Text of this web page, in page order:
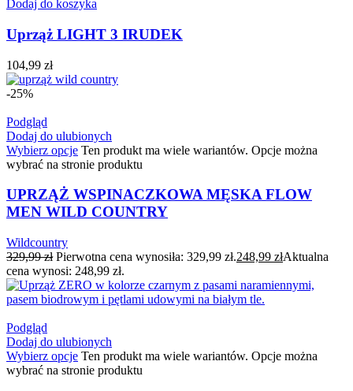
Dodaj do koszyka
Uprząż LIGHT 3 IRUDEK
104,99 zł
-25%
Podgląd
Dodaj do ulubionych
Wybierz opcje Ten produkt ma wiele wariantów. Opcje można
wybrać na stronie produktu
UPRZĄŻ WSPINACZKOWA MĘSKA FLOW
MEN WILD COUNTRY
Wildcountry
329,99zł Pierwotna cena wynosiła: 329,99 zł.248,99 złAktualna
cena wynosi: 248,99 zł.
Podgląd
Dodaj do ulubionych
Wybierz opcje Ten produkt ma wiele wariantów. Opcje można
wybrać na stronie produktu